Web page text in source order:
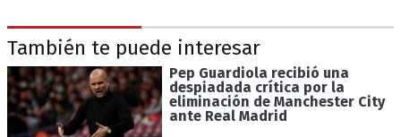
También te puede interesar
Pep Guardiola recibió una
despiadada crítica por la
eliminación de Manchester City
ante Real Madrid